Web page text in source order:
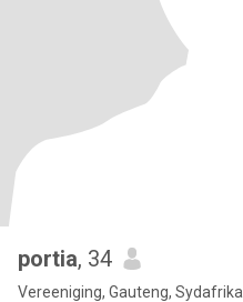
portia, 34
Vereeniging, Gauteng, Sydafrika